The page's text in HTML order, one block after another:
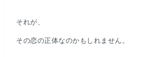
それが、
その恋の正体なのかもしれません。